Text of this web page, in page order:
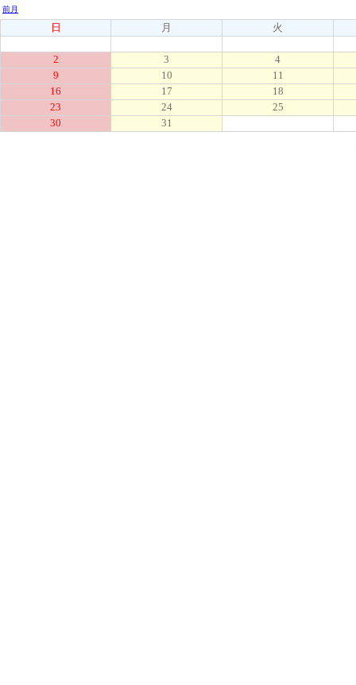
前月
日 月 火
2 3
4
9
10
11
16
17
18
23
24
25
30
31